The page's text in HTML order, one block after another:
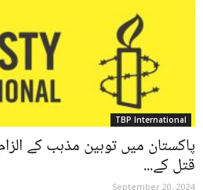
TBP International
پاکستان میں توہین مذہب کے
قتل کے...
September 20, 2024